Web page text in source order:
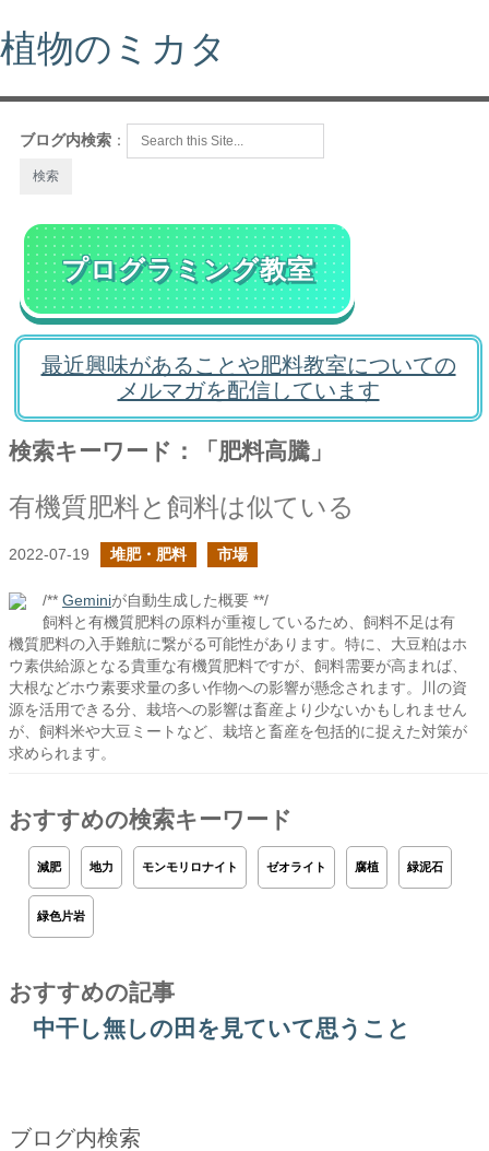
植物のミカタ
ブログ内検索 ：
プログラミング教室
最近興味があることや肥料教室についての
メルマガを配信しています
検索キーワード：「肥料高騰」
有機質肥料と飼料は似ている
2022-07-19 堆肥・肥料 市場
/** Geminiが自動生成した概要 **/
飼料と有機質肥料の原料が重複しているため、飼料不足は有
機質肥料の入手難航に繋がる可能性があります。特に、大豆粕はホ
ウ素供給源となる貴重な有機質肥料ですが、飼料需要が高まれば、
大根などホウ素要求量の多い作物への影響が懸念されます。川の資
源を活用できる分、栽培への影響は畜産より少ないかもしれません
が、飼料米や大豆ミートなど、栽培と畜産を包括的に捉えた対策が
求められます。
おすすめの検索キーワード
減肥 地力 モンモリロナイト ゼオライト 腐植 緑泥石
緑色片岩
おすすめの記事
中干し無しの田を見ていて思うこと
ブログ内検索